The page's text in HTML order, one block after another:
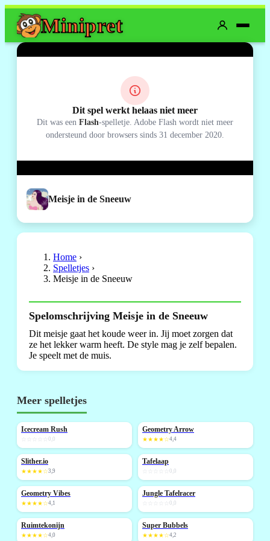
Minipret
Dit spel werkt helaas niet meer
Dit was een Flash-spelletje. Adobe Flash wordt niet meer
ondersteund door browsers sinds 31 december 2020.
Meisje in de Sneeuw
Home ›
Spelletjes ›
Meisje in de Sneeuw
Spelomschrijving Meisje in de Sneeuw
Dit meisje gaat het koude weer in. Jij moet zorgen dat
ze het lekker warm heeft. De style mag je zelf bepalen.
Je speelt met de muis.
Meer spelletjes
NIEUW
Icecream Rush
0,0
NIEUW
Geometry Arrow
★★★★☆4,4
Slither.io
★★★★☆3,9
NIEUW
Tafelaap
0,0
NIEUW
Geometry Vibes
★★★★☆4,1
NIEUW
Jungle Tafelracer
0,0
NIEUW
Ruimtekonijn
★★★★☆4,0
Super Bubbels
★★★★☆4,2